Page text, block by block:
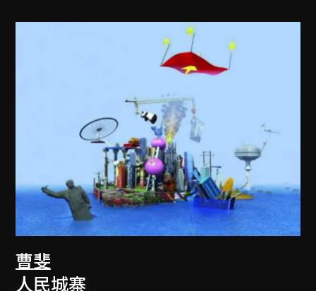
曹斐
人民城寨